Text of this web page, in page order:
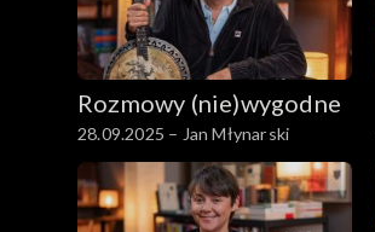
Rozmowy (nie)wygodne
28.09.2025 – Jan Młynarski